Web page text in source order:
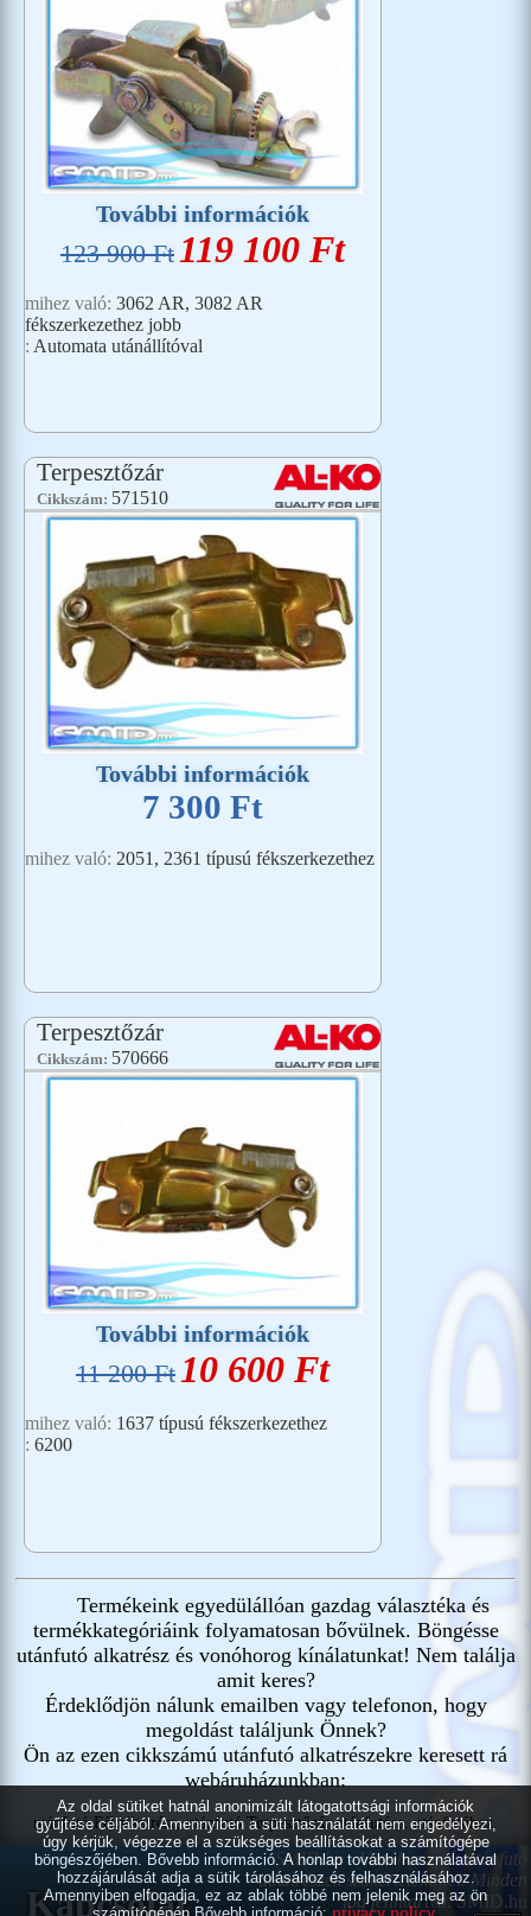
További információk
123 900 Ft 119 100 Ft
mihez való: 3062 AR, 3082 AR
fékszerkezethez jobb
: Automata utánállítóval
Terpesztőzár
Cikkszám: 571510
További információk
7 300 Ft
mihez való: 2051, 2361 típusú fékszerkezethez
Terpesztőzár
Cikkszám: 570666
További információk
11 200 Ft 10 600 Ft
mihez való: 1637 típusú fékszerkezethez
: 6200
Termékeink egyedülállóan gazdag választéka és
termékkategóriáink folyamatosan bővülnek. Böngésse
utánfutó alkatrész és vonóhorog kínálatunkat! Nem találja
amit keres?
Érdeklődjön nálunk emailben vagy telefonon, hogy
megoldást találjunk Önnek?
Ön az ezen cikkszámú utánfutó alkatrészekre keresett rá
webáruházunkban:
utánfutó Fékalkatrész, utánfutó Terpesztőzár utánfutóra. utánfutóhoz.
Kapcsolat
SMID.hu - Vonóhorog és utánfutó
alkatrészek szakértelemmel. Minden
jog fenntartva.SMID.hu
Az oldal sütiket hatnál anonimizált látogatottsági információk
gyűjtése céljából. Amennyiben a süti használatát nem engedélyezi,
úgy kérjük, végezze el a szükséges beállításokat a számítógépe
böngészőjében. Bővebb információ. A honlap további használatával
hozzájárulását adja a sütik tárolásához és felhasználásához.
Amennyiben elfogadja, ez az ablak többé nem jelenik meg az ön